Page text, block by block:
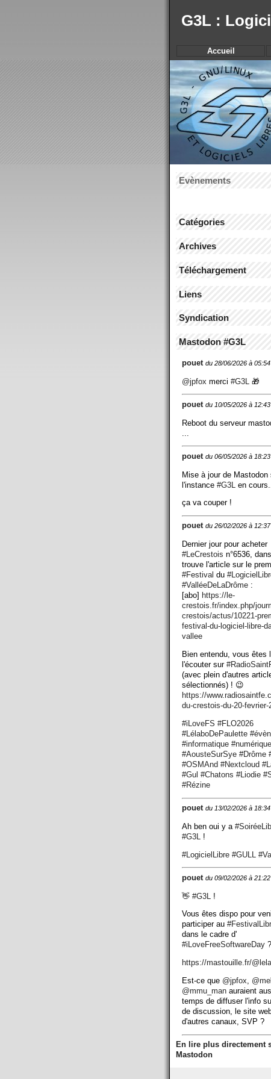
G3L :
Accueil
Evènements
Catégories
Archives
Téléchargement
Liens
Syndication
Mastodon #G3L
pouet du 28/06/2026 à 05:54
@jpfox merci #G3L 🎁
pouet du 10/05/2026 à 12:43
Reboot du serveur
pouet du 06/05/2026 à 18:23
Mise à jour de Mastodon
l'instance #G3L en cours...
ça va couper !
pouet du 26/02/2026 à 12:37
Dernier jour pour acheter
#LeCrestois n°6536,
trouve l'article sur le
#Festival du #
#ValléeDeLaDrôme :
[abo] https:// le-
crestois.fr/index.php/
crestois/actus/10221-
festival-du-logiciel-libre-
vallee
Bien entendu, vous êtes
l'écouter sur #
(avec plein d'autres
sélectionnés) ! 😉
https://www.
du-crestois-du-20-fevrier-
#iLoveFS #FLO2026
#LélaboDePaulette #
#informatique #numérique
#AousteSurSye #Drôme
#OSMAnd #Nextcloud #
#Gul #Chatons #Liodie #
#Rézine
pouet du 13/02/2026 à 18:34
Ah ben oui y a #
#G3L
!
#LogicielLibre #GULL #
pouet du 09/02/2026 à 21:22
👋 #G3L !
Vous êtes dispo pour
participer au #
dans le cadre d'
#iLoveFreeSoftwareDay
https://mastouille.fr/
Est-ce que @jpfox, @
@mmu_man auraient
temps de diffuser l'info
de discussion, le site
d'autres canaux, SVP ?
En lire plus directement
Mastodon